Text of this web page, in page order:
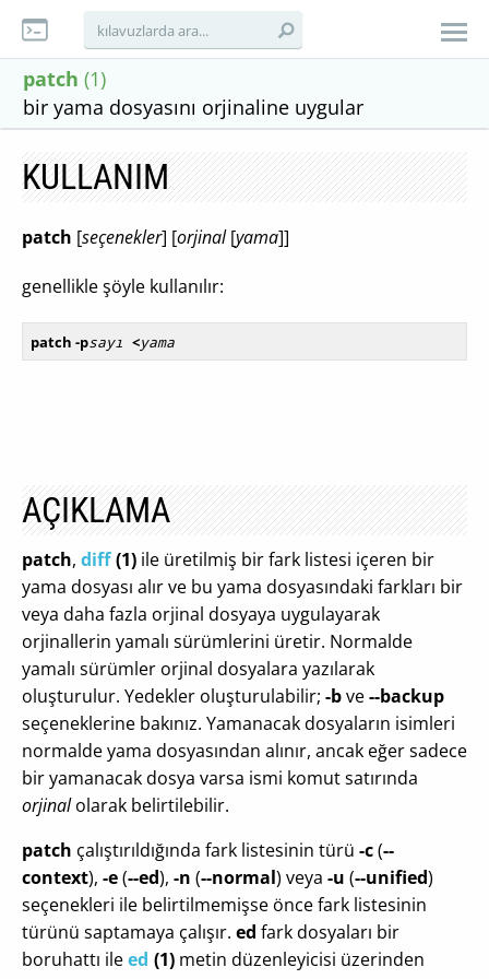
patch (1)
bir yama dosyasını orjinaline uygular
KULLANIM
patch [seçenekler] [orjinal[yama]]
genellikle şöyle kullanılır:
patch -psayı <yama
AÇIKLAMA
patch, diff (1) ile üretilmiş bir fark listesi içeren bir
yama dosyası alır ve bu yama dosyasındaki farkları bir
veya daha fazla orjinal dosyaya uygulayarak
orjinallerin yamalı sürümlerini üretir. Normalde
yamalı sürümler orjinal dosyalara yazılarak
oluşturulur. Yedekler oluşturulabilir; -bve--backup
seçeneklerine bakınız. Yamanacak dosyaların isimleri
normalde yama dosyasından alınır, ancak eğer sadece
bir yamanacak dosya varsa ismi komut satırında
orjinalolarak belirtilebilir.
patch çalıştırıldığında fark listesinin türü -c(--
context), -e(--ed), -n (--normal) veya -u (--unified)
seçenekleri ile belirtilmemişse önce fark listesinin
türünü saptamaya çalışır. ed fark dosyaları bir
boruhattı ileed (1) metin düzenleyicisi üzerinden